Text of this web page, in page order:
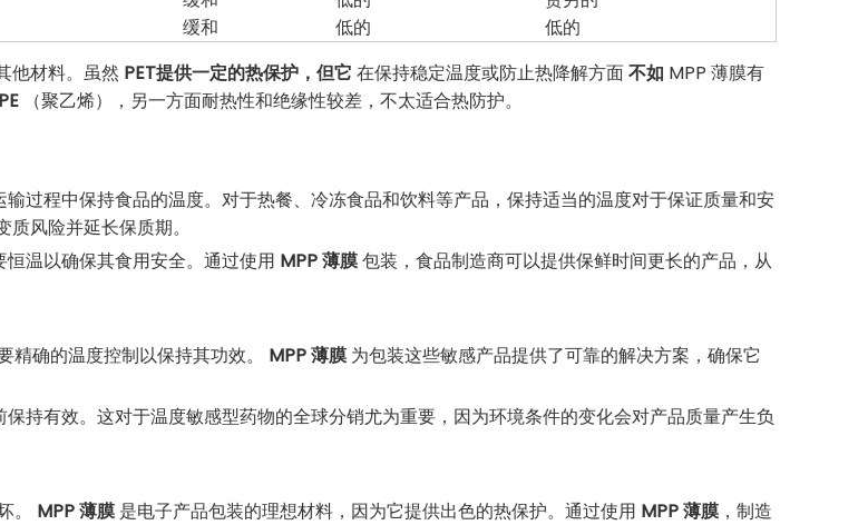
缓和 低的
低的
他材料。虽然 PET提供一定的热保护，但它 在保持稳定温度或防止热降解方面不如 MPP 薄膜有
PE （聚乙烯），另一方面耐热性和绝缘性较差，不太适合热防护。
输过程中保持食品的温度。对于热餐、冷冻食品和饮料等产品，保持适当的温度对于保证质量和安
风险并延长保质期。
温以确保其食用安全。通过使用 MPP 薄膜包装，食品制造商可以提供保鲜时间更长的产品，从
确的温度控制以保持其功效。 MPP 薄膜 为包装这些敏感产品提供了可靠的解决方案，确保它
持有效。这对于温度敏感型药物的全球分销尤为重要，因为环境条件的变化会对产品质量产生负
。 MPP 薄膜 是电子产品包装的理想材料，因为它提供出色的热保护。通过使用 MPP 薄膜 ，制造